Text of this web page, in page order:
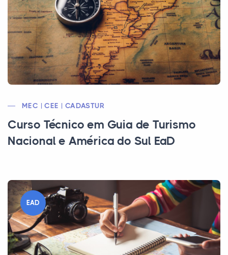
MEC | CEE | CADASTUR
Curso Técnico em Guia de Turismo
Nacional e América do Sul EaD
EAD